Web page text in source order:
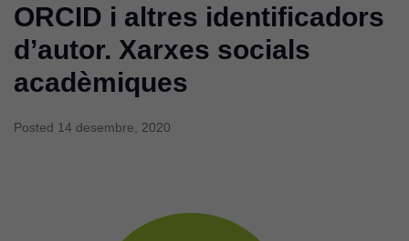
ORCID i altres identificadors
d’autor. Xarxes socials
acadèmiques
Posted 14 desembre, 2020